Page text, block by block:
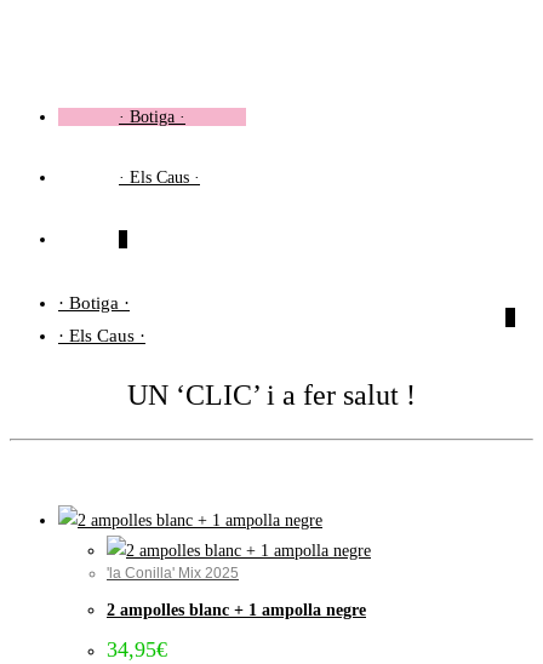
· Botiga ·
· Els Caus ·
· Botiga ·
· Els Caus ·
UN ‘CLIC’ i a fer salut !
'la Conilla' Mix 2025
2 ampolles blanc + 1 ampolla negre
34,95€